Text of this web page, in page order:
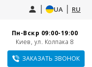
UA RU
Услуги
Пн-Вскр 09:00-19:00
Киев, ул. Колпака 8
ЗАКАЗАТЬ ЗВОНОК
СДАЙ СТАРЫЙ
КУЛЕР И ПОЛУЧИ
СКИДКУ 10-20% НА
НОВЫЙ